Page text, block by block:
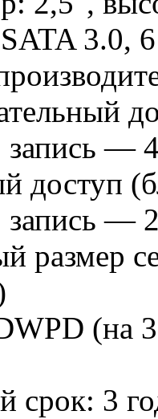
3.0,
—
доступ
запись —
размер
(на
срок: 3